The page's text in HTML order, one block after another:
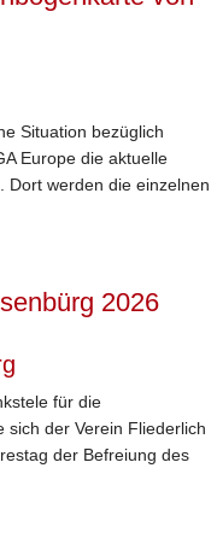
Situation bezüglich
Europe die aktuelle
Dort werden die einzelnen
für die
sich der Verein Fliederlich
der Befreiung des